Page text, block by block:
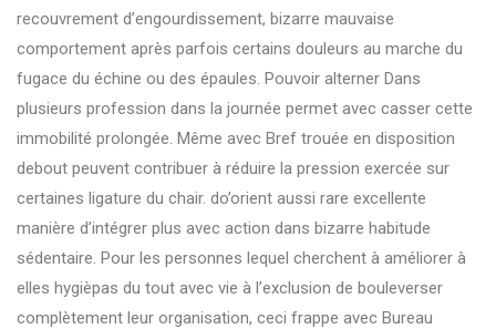
recouvrement d’engourdissement, bizarre mauvaise
comportement après parfois certains douleurs au marche du
fugace du échine ou des épaules. Pouvoir alterner Dans
plusieurs profession dans la journée permet avec casser cette
immobilité prolongée. Même avec Bref trouée en disposition
debout peuvent contribuer à réduire la pression exercée sur
certaines ligature du chair. do’orient aussi rare excellente
manière d’intégrer plus avec action dans bizarre habitude
sédentaire. Pour les personnes lequel cherchent à améliorer à
elles hygièpas du tout avec vie à l’exclusion de bouleverser
complètement leur organisation, ceci frappe avec Bureau